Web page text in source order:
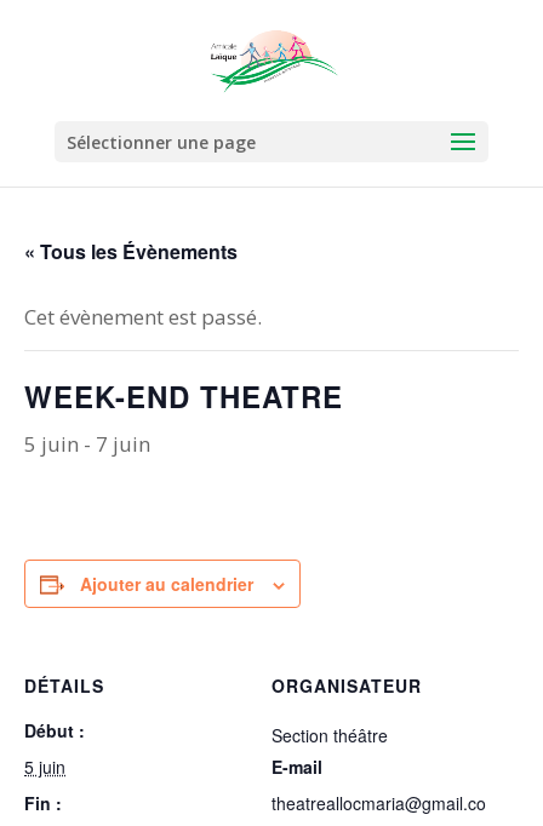
Sélectionner une page
« Tous les Évènements
Cet évènement est passé.
WEEK-END THEATRE
5 juin - 7 juin
Ajouter au calendrier
DÉTAILS
Début :
5 juin
Fin :
ORGANISATEUR
Section théâtre
E-mail
theatreallocmaria@gmail.co